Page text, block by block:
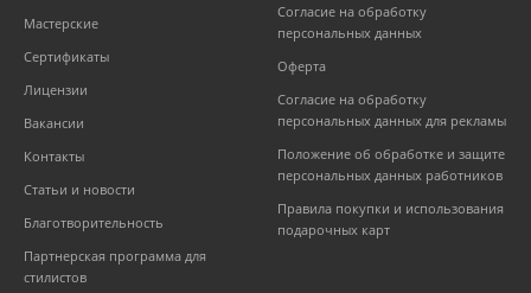
Мастерские
Сертификаты
Лицензии
Вакансии
Контакты
Статьи и новости
Благотворительность
Партнерская программа для
стилистов
Согласие на обработку
персональных данных
Оферта
Согласие на обработку
персональных данных для рекламы
Положение об обработке и защите
персональных данных работников
Правила покупки и использования
подарочных карт